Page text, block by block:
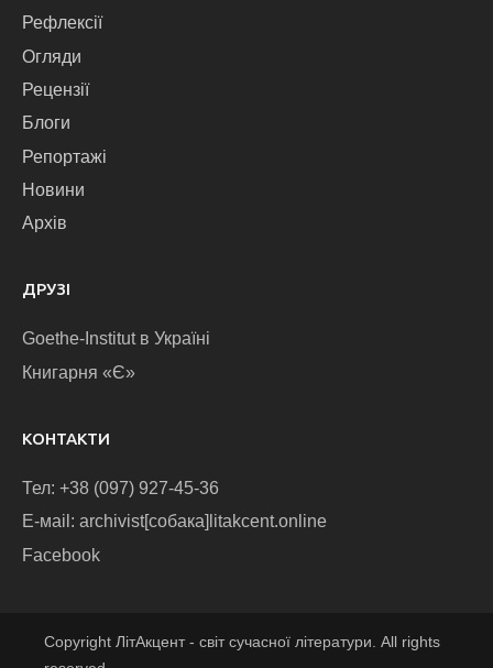
Рефлексії
Огляди
Рецензії
Блоги
Репортажі
Новини
Архів
ДРУЗІ
Goethe-Institut в Україні
Книгарня «Є»
КОНТАКТИ
Тел: +38 (097) 927-45-36
E-маіl: archivist[собака]litakcent.online
Facebook
Copyright ЛітАкцент - світ сучасної літератури. All rights